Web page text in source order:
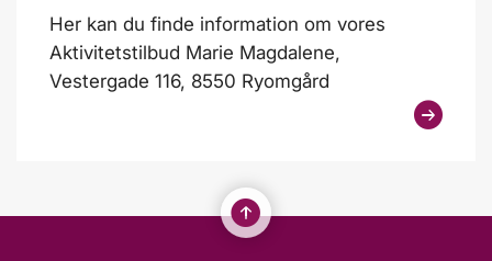
Her kan du finde information om vores
Aktivitetstilbud Marie Magdalene,
Vestergade 116, 8550 Ryomgård